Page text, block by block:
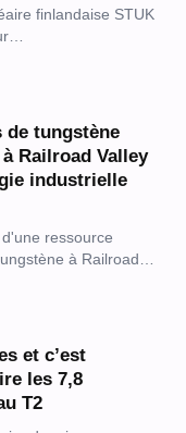
finlandaise STUK
de tungstène
Railroad Valley
industrielle
ressource
à Railroad…
et c’est
les 7,8
T2